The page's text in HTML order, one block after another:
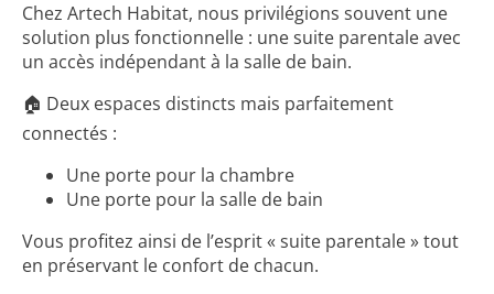
Chez Artech Habitat, nous privilégions souvent une
solution plus fonctionnelle : une suite parentale avec
un accès indépendant à la salle de bain.
🏠 Deux espaces distincts mais parfaitement
connectés :
Une porte pour la chambre
Une porte pour la salle de bain
Vous profitez ainsi de l’esprit « suite parentale » tout
en préservant le confort de chacun.